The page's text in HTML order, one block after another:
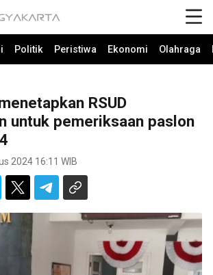
Politik Peristiwa Ekonomi Olahraga
RSUD
untuk pemeriksaan paslon
2024 16:11 WIB